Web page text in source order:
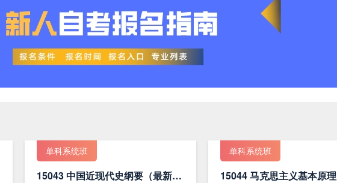
单科系统班
15043 中国近现代史纲要（最新版）
单科系统班